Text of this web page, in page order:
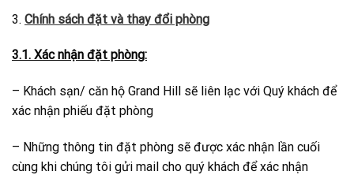
3. Chính sách đặt và thay đổi phòng
3.1. Xác nhận đặt phòng:
– Khách sạn/ căn hộ Grand Hill sẽ liên lạc với Quý khách để
xác nhận phiếu đặt phòng
– Những thông tin đặt phòng sẽ được xác nhận lần cuối
cùng khi chúng tôi gửi mail cho quý khách để xác nhận